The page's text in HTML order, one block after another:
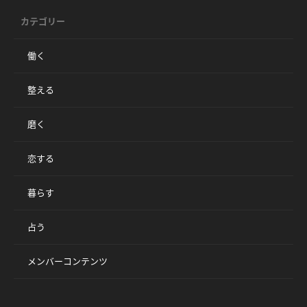
カテゴリー
働く
整える
磨く
恋する
暮らす
占う
メンバーコンテンツ